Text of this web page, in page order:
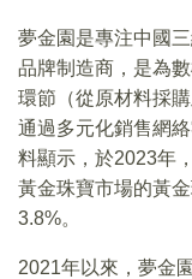
夢金園是專注中國
品牌制造商，是為
環節（從原材料採
通過多元化銷售網
料顯示，於2023年
黃金珠寶市場的黃
3.8%。
2021年以來，夢金